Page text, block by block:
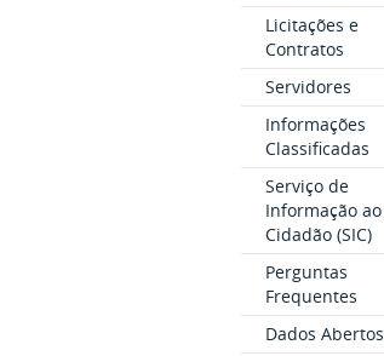
Licitações e
Contratos
Servidores
Informações
Classificadas
Serviço de
Informação ao
Cidadão (SIC)
Perguntas
Frequentes
Dados Abertos